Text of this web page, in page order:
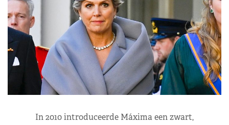
In 2010 introduceerde Máxima een zwart,